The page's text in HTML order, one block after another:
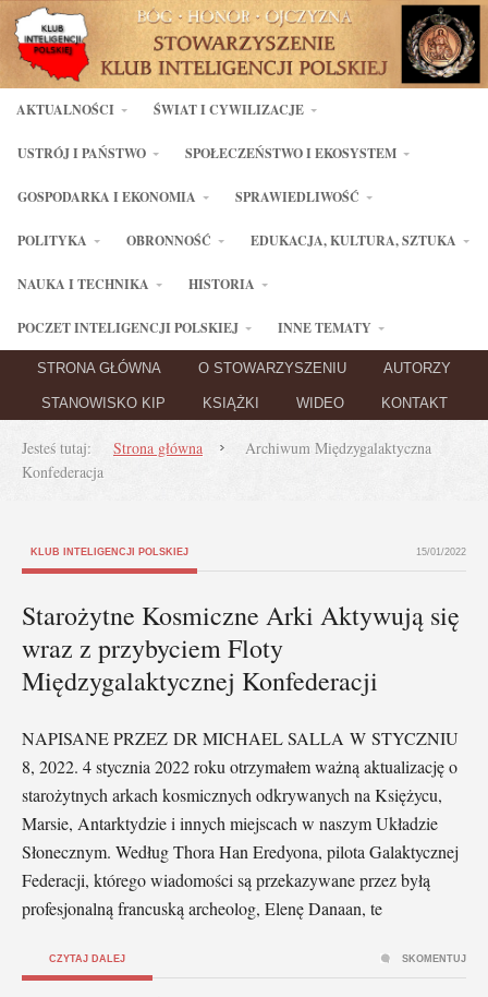
AKTUALNOŚCI ŚWIAT I CYWILIZACJE
USTRÓJ I PAŃSTWO SPOŁECZEŃSTWO I EKOSYSTEM
GOSPODARKA I EKONOMIA SPRAWIEDLIWOŚĆ
POLITYKA OBRONNOŚĆ EDUKACJA, KULTURA, SZTUKA
NAUKA I TECHNIKA HISTORIA
POCZET INTELIGENCJI POLSKIEJ INNE TEMATY
STRONA GŁÓWNA O STOWARZYSZENIU AUTORZY
STANOWISKO KIP KSIĄŻKI WIDEO KONTAKT
Jesteś tutaj: Strona główna
Archiwum Międzygalaktyczna
Konfederacja
KLUB INTELIGENCJI POLSKIEJ 15/01/2022
Starożytne Kosmiczne Arki Aktywują się
wraz z przybyciem Floty
Międzygalaktycznej Konfederacji
NAPISANE PRZEZ DR MICHAEL SALLA W STYCZNIU
8, 2022. 4 stycznia 2022 roku otrzymałem ważną aktualizację o
starożytnych arkach kosmicznych odkrywanych na Księżycu,
Marsie, Antarktydzie i innych miejscach w naszym Układzie
Słonecznym. Według Thora Han Eredyona, pilota Galaktycznej
Federacji, którego wiadomości są przekazywane przez byłą
profesjonalną francuską archeolog, Elenę Danaan, te
CZYTAJ DALEJ SKOMENTUJ